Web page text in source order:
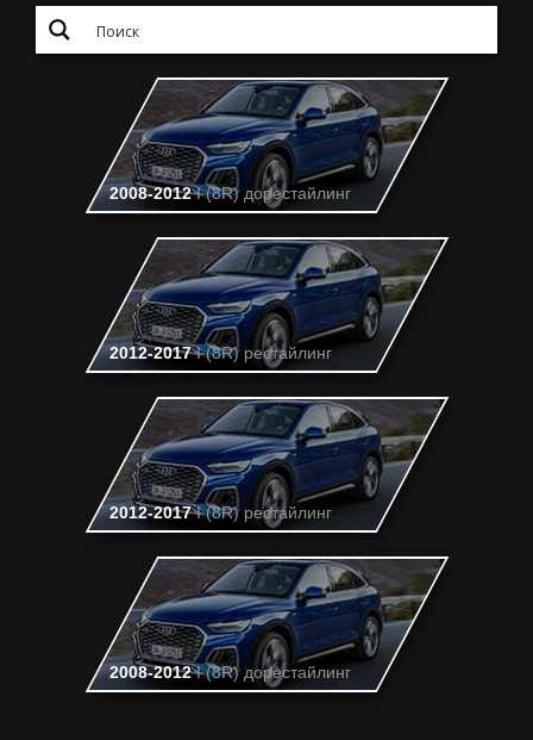
2008-2012I (8R) дорестайлинг
2012-2017I (8R) рестайлинг
2012-2017I (8R) рестайлинг
2008-2012I (8R) дорестайлинг